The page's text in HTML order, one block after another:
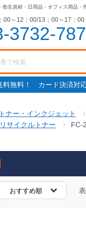
衛生資材・日用品・オフィス用品・
00～12：00/13：00～17：00
3732-
料無料！ カード決済対
ナー・インクジェット
サイクルトナー
FC-